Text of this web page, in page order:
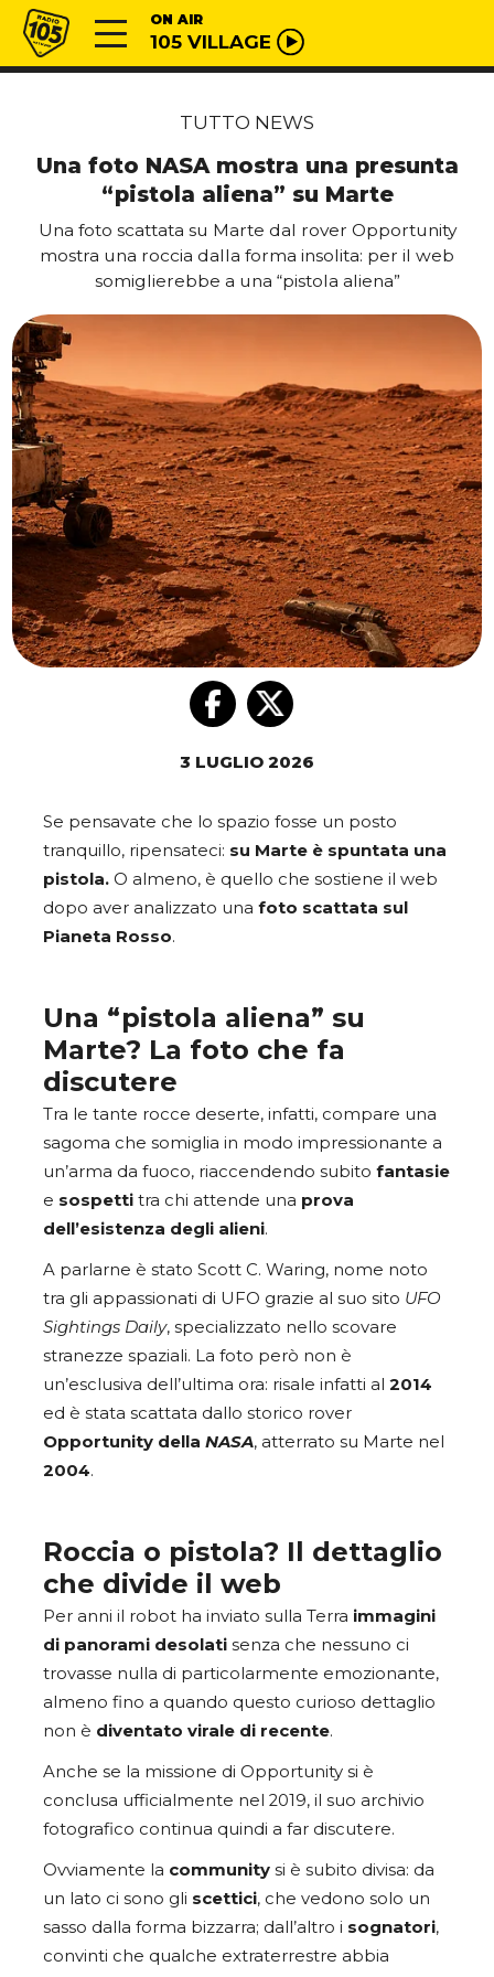
Vai al contenuto
Radio 105 ON AIR
105 VILLAGE
TUTTO NEWS
Una foto NASA mostra una presunta
“pistola aliena” su Marte
Una foto scattata su Marte dal rover Opportunity
mostra una roccia dalla forma insolita: per il web
somiglierebbe a una “pistola aliena”
3 LUGLIO 2026
Se pensavate che lo spazio fosse un posto
tranquillo, ripensateci: su Marte è spuntata una
pistola. O almeno, è quello che sostiene il web
dopo aver analizzato una foto scattata sul
Pianeta Rosso.
Una “pistola aliena” su
Marte? La foto che fa
discutere
Tra le tante rocce deserte, infatti, compare una
sagoma che somiglia in modo impressionante a
un’arma da fuoco, riaccendendo subito fantasie
e sospetti tra chi attende una prova
dell’esistenza degli alieni.
A parlarne è stato Scott C. Waring, nome noto
tra gli appassionati di UFO grazie al suo sito UFO
Sightings Daily, specializzato nello scovare
stranezze spaziali. La foto però non è
un’esclusiva dell’ultima ora: risale infatti al 2014
ed è stata scattata dallo storico rover
Opportunity della NASA, atterrato su Marte nel
2004.
Roccia o pistola? Il dettaglio
che divide il web
Per anni il robot ha inviato sulla Terra immagini
di panorami desolati senza che nessuno ci
trovasse nulla di particolarmente emozionante,
almeno fino a quando questo curioso dettaglio
non è diventato virale di recente.
Anche se la missione di Opportunity si è
conclusa ufficialmente nel 2019, il suo archivio
fotografico continua quindi a far discutere.
Ovviamente la community si è subito divisa: da
un lato ci sono gli scettici, che vedono solo un
sasso dalla forma bizzarra; dall’altro i sognatori,
convinti che qualche extraterrestre abbia